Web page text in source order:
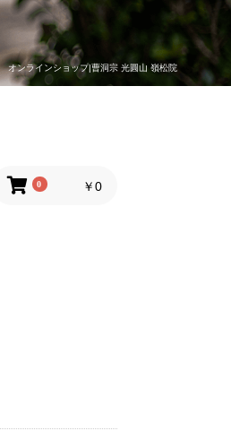
オンラインショップ|曹洞宗 光圓山 嶺松院
0 ￥0